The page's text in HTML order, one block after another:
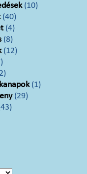
(10)
(40)
(4)
(8)
(12)
(1)
(29)